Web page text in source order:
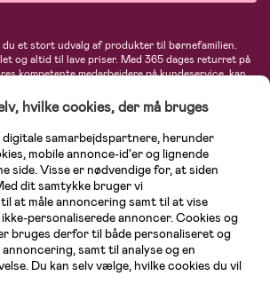
du et stort udvalg af produkter til børnefamilien.
og altid til lave priser. Med 365 dages returret på
kompetente medarbejdere på kundeservice, kan
og babytøj, produkter til gravide og ammende
legetøj, babyudstyr og meget mere. Vi
varemærker som Britax, Maxi-Cosi, Baby
KidKraft, Ergobaby, Phillips Avent, Neonate,
flere. Kort sagt - et kæmpe sortiment venter på dig!
hvilke cookies, der må bruges
samarbejdspartnere, herunder
mobile annonce-id'er og lignende
side. Visse er nødvendige for, at siden
dit samtykke bruger vi
at måle annoncering samt til at vise
personaliserede annoncer. Cookies og
bruges derfor til både personaliseret og
samt til analyse og en
Du kan selv vælge, hvilke cookies du vil